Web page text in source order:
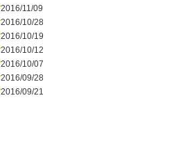
2016/11/09
2016/10/28
2016/10/19
2016/10/12
2016/10/07
2016/09/28
2016/09/21